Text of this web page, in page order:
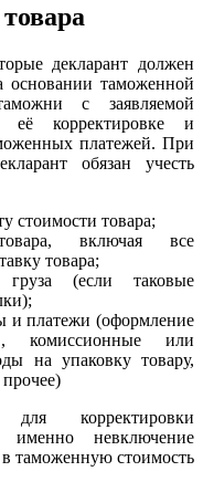
декларант должен
основании таможенной
с заявляемой
её корректировке и
платежей. При
обязан учесть
стоимости товара;
включая все
товара;
(если таковые
и платежи (оформление
комиссионные или
на упаковку товару,
для корректировки
именно невключение
таможенную стоимость